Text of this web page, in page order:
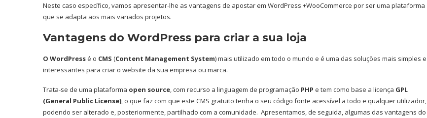
Neste caso específico, vamos apresentar-lhe as vantagens de apostar em WordPress +WooCommerce por ser uma plataforma
que se adapta aos mais variados projetos.
Vantagens do WordPress para criar a sua loja
O WordPressé o CMS (Content Management System) mais utilizado em todo o mundo e é uma das soluções mais simples e
interessantes para criar o website da sua empresa ou marca.
Trata-se de uma plataforma open source, com recurso a linguagem de programação PHP e tem como base a licença GPL
(General Public License), o que faz com que este CMS gratuito tenha o seu código fonte acessível a todo e qualquer utilizador,
podendo ser alterado e, posteriormente, partilhado com a comunidade. Apresentamos, de seguida, algumas das vantagens do